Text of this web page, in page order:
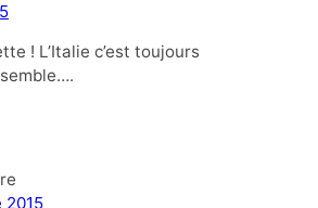
! L’Italie c’est toujours
2015